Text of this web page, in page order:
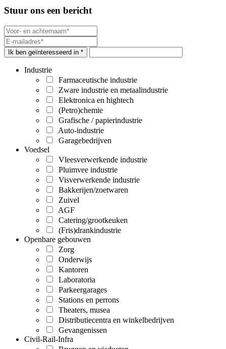
Stuur ons een bericht
Ik ben geïnteresseerd in *
Industrie
Farmaceutische industrie
Zware industrie en metaalindustrie
Elektronica en hightech
(Petro)chemie
Grafische / papierindustrie
Auto-industrie
Garagebedrijven
Voedsel
Vleesverwerkende industrie
Pluimvee industrie
Visverwerkende industrie
Bakkerijen/zoetwaren
Zuivel
AGF
Catering/grootkeuken
(Fris)drankindustrie
Openbare gebouwen
Zorg
Onderwijs
Kantoren
Laboratoria
Parkeergarages
Stations en perrons
Theaters, musea
Distributiecentra en winkelbedrijven
Gevangenissen
Civil-Rail-Infra